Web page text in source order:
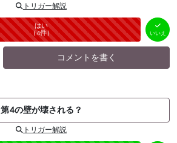
トリガー解説
はい
（4件） 未投票
いいえ
（ 0件）
いいえ
コメントを書く
第4の壁が壊される？
トリガー解説